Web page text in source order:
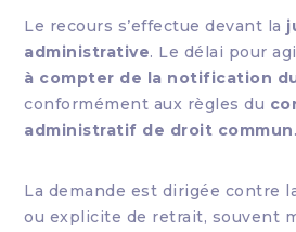
Le recours s’effectue devant la
administrative. Le délai pour
à compter de la notification
conformément aux règles du
administratif de droit commun.
La demande est dirigée contre
ou explicite de retrait, souvent